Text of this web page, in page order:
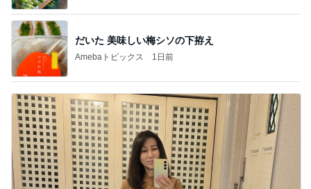
だいた 美味しい梅シソの下拵え
Amebaトピックス 1日前